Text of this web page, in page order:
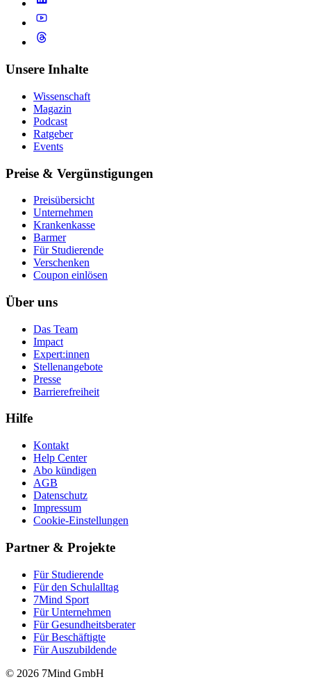
Unsere Inhalte
Wissenschaft
Magazin
Podcast
Ratgeber
Events
Preise & Vergünstigungen
Preisübersicht
Unternehmen
Krankenkasse
Barmer
Für Studierende
Ver­schen­ken
Coupon einlösen
Über uns
Das Team
Impact
Expert:innen
Stellenangebote
Presse
Barrierefreiheit
Hilfe
Kontakt
Help Center
Abo kündigen
AGB
Datenschutz
Impressum
Cookie-Einstellungen
Partner & Projekte
Für Stu­die­rende
Für den Schulalltag
7Mind Sport
Für Unter­neh­men
Für Gesund­heits­be­ra­ter
Für Beschäftigte
Für Auszubildende
© 2026 7Mind GmbH